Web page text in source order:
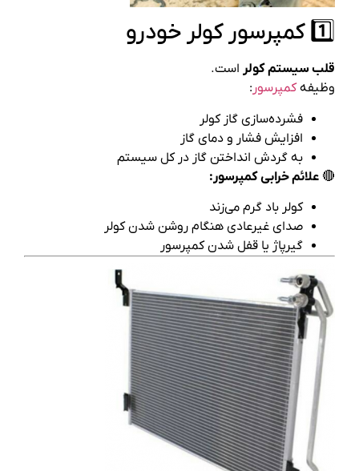
1️⃣ کمپرسور کولر خودرو
قلب سیستم کولراست.
وظیفهکمپرسور:
فشرده‌سازی گاز کولر
افزایش فشار و دمای گاز
به گردش انداختن گاز در کل سیستم
🔴علائم خرابی کمپرسور:
کولر باد گرم می‌زند
صدای غیرعادی هنگام روشن شدن کولر
گیرپاژ یا قفل شدن کمپرسور